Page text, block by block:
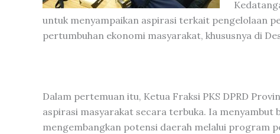
untuk menyampaikan aspirasi terkait pengelolaan
pertumbuhan ekonomi masyarakat, khususnya di
Dalam pertemuan itu, Ketua Fraksi PKS DPRD
aspirasi masyarakat secara terbuka. Ia menyambut
mengembangkan potensi daerah melalui program